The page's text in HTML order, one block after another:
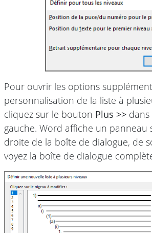
Pour ouvrir les options
personnalisation de la liste à
cliquez sur le bouton Plus >>
gauche. Word affiche un panneau
droite de la boîte de dialogue, de
voyez la boîte de dialogue